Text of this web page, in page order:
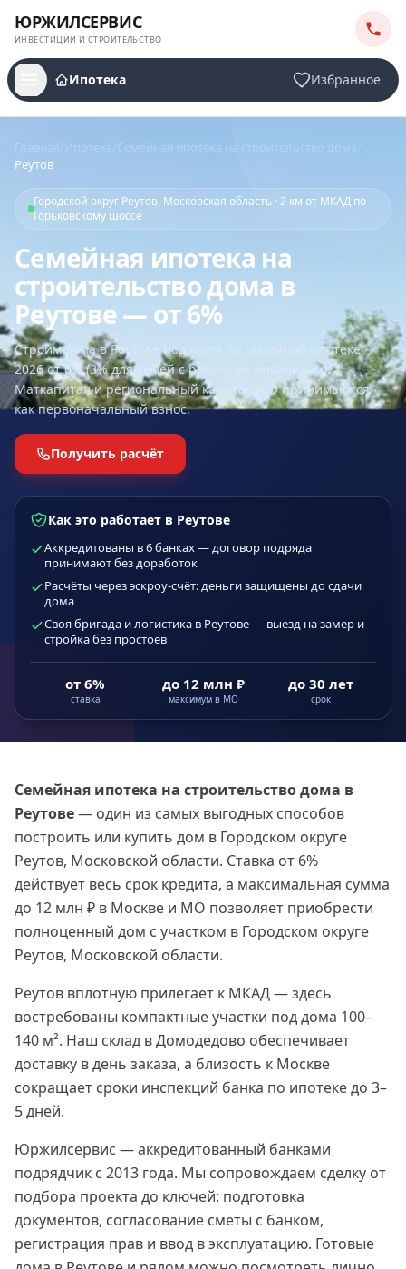
ЮРЖИЛСЕРВИС
ИНВЕСТИЦИИ И СТРОИТЕЛЬСТВО
Ипотека Избранное
Ипотека Семейная ипотека на строительство дома /
Реутов
Городской округ Реутов, Московская область · 2 км от МКАД по
Горьковскому шоссе
Семейная ипотека на
строительство дома в
Реутове — от 6%
Строим домав Реутове
под ключ по семейной ипотеке
2026 от 6% (3% для семей с ребёнком-инвалидом).
Маткапитал и региональный капитал МО принимаются
как первоначальный взнос.
Получить расчёт
Как это работает в Реутове
Аккредитованы в 6 банках — договор подряда
принимают без доработок
Расчёты через эскроу-счёт: деньги защищены до сдачи
дома
Своя бригада и логистика в Реутове — выезд на замер и
стройка без простоев
от 6%
ставка
до 12 млн ₽
максимум в МО
до 30 лет
срок
Семейная ипотека на строительство дома в
Реутове— один из самых выгодных способов
построить или купить дом в Городском округе
Реутов, Московской области. Ставка от 6%
действует весь срок кредита, а максимальная сумма
до 12 млн ₽ в Москве и МО позволяет приобрести
полноценный дом с участком в Городском округе
Реутов, Московской области.
Реутов вплотную прилегает к МКАД — здесь
востребованы компактные участки под дома 100–
140 м². Наш склад в Домодедово обеспечивает
доставку в день заказа, а близость к Москве
сокращает сроки инспекций банка по ипотеке до 3–
5 дней.
Юржилсервис — аккредитованный банками
подрядчик с 2013 года. Мы сопровождаем сделку от
подбора проекта до ключей: подготовка
документов, согласование сметы с банком,
регистрация прав и ввод в эксплуатацию. Готовые